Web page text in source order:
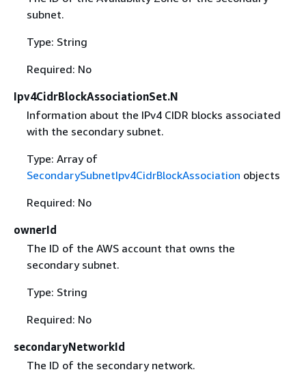
subnet.
Type: String
Required: No
Ipv4CidrBlockAssociationSet.N
Information about the IPv4 CIDR blocks associated
with the secondary subnet.
Type: Array of
SecondarySubnetIpv4CidrBlockAssociation objects
Required: No
ownerId
The ID of the AWS account that owns the
secondary subnet.
Type: String
Required: No
secondaryNetworkId
The ID of the secondary network.